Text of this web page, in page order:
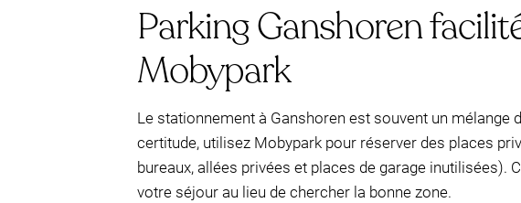
Parking Ganshoren
Mobypark
Le stationnement à Ganshoren est souvent un
certitude, utilisez Mobypark pour réserver des places
bureaux, allées privées et places de garage
votre séjour au lieu de chercher la bonne zone.